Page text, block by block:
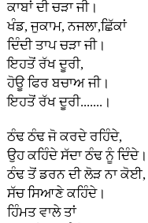
ਕਾਬਾਂ ਦੀ ਚੜਾ ਜੀ।
ਖੰਡ, ਜੁਕਾਮ, ਨਜਲਾ,ਛਿੱਕਾਂ
ਦਿੰਦੀ ਤਾਪ ਚੜਾ ਜੀ।
ਇਹਤੋਂ ਰੱਖ ਦੂਰੀ,
ਹੋਊ ਫਿਰ ਬਚਾਅ ਜੀ।
ਇਹਤੋਂ ਰੱਖ ਦੂਰੀ.......।
ਠੰਢ ਠੰਢ ਜੋ ਕਰਦੇ ਰਹਿੰਦੇ,
ਉਹ ਕਹਿੰਦੇ ਸੱਦਾ ਠੰਢ ਨੂੰ ਦਿੰਦੇ।
ਠੰਢ ਤੋਂ ਡਰਨ ਦੀ ਲੋੜ ਨਾ ਕੋਈ,
ਸੱਚ ਸਿਆਣੇ ਕਹਿੰਦੇ।
ਹਿੰਮਤ ਵਾਲੇ ਤਾਂ